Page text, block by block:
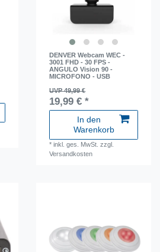
DENVER Webcam WEC -
3001 FHD - 30 FPS -
ANGULO Vision 90 -
MICROFONO - USB
UVP 49,99 €
19,99 € *
In den
Warenkorb
*inkl. ges. MwSt. zzgl.
Versandkosten